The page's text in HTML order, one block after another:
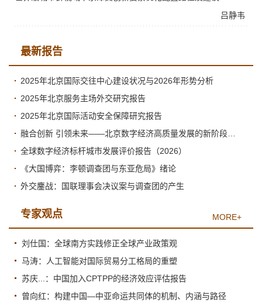
吕静韦
最新报告
2025年北京国际交往中心建设状况与2026年形势分析
2025年北京服务主场外交研究报告
2025年北京国际活动安全保障研究报告
全球数字经济标杆城市发展评价报告（2026）
《大国博弈：李顿调查团与东亚危局》绪论
外交鏖战：国联理事会决议案与调查团的产生
专家观点 MORE+
刘仕国：全球南方实践修正全球产业政策观
马涛：人工智能对国际贸易分工格局的重塑
苏庆...：中国加入CPTPP的经济效应评估报告
曾向红：构建中国—中亚命运共同体的机制、内涵与路径